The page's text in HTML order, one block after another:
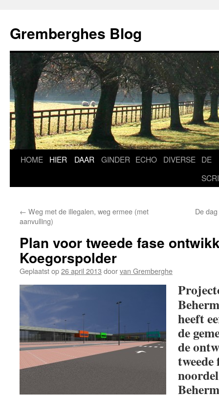
de
inhoud
Gremberghes Blog
HOME HIER DAAR GINDER ECHO DIVERSE DE
← Weg met de illegalen, weg ermee (met
aanvulling)
De
Plan voor tweede fase
Koegorspolder
Geplaatst op26 april 2013 doorvan Gremberghe
heeft
de
de
tweede